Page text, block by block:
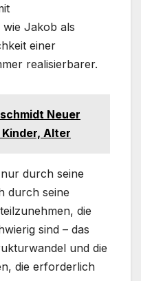
Jakob als
einer
realisierbarer.
Neuer
Alter
durch seine
durch seine
die
sind – das
und die
die erforderlich